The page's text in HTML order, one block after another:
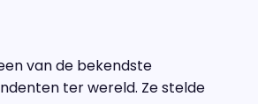
van de bekendste
ter wereld. Ze stelde